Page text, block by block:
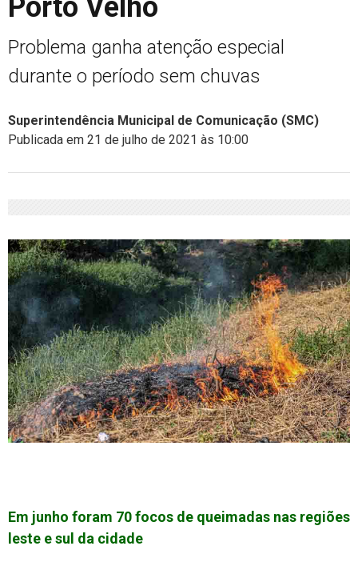
Porto Velho
Problema ganha atenção especial
durante o período sem chuvas
Superintendência Municipal de Comunicação (SMC)
Publicada em 21 de julho de 2021 às 10:00
Em junho foram 70 focos de queimadas nas regiões
leste e sul da cidade